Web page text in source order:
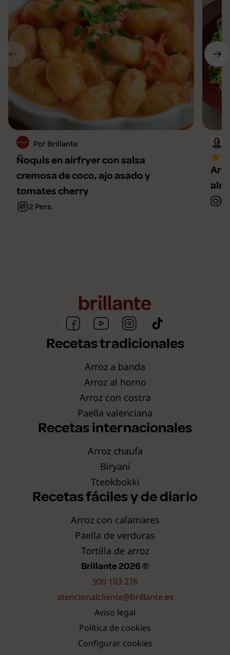
Por Brillante
Ñoquis en airfryer con salsa
cremosa de coco, ajo asado y
tomates cherry
2 Pers.
Recetas tradicionales
Arroz a banda
Arroz al horno
Arroz con costra
Paella valenciana
Recetas internacionales
Arroz chaufa
Biryani
Tteokbokki
Recetas fáciles y de diario
Arroz con calamares
Paella de verduras
Tortilla de arroz
Brillante 2026 ©
900 103 276
atencionalcliente@brillante.es
Aviso legal
Política de cookies
Configurar cookies